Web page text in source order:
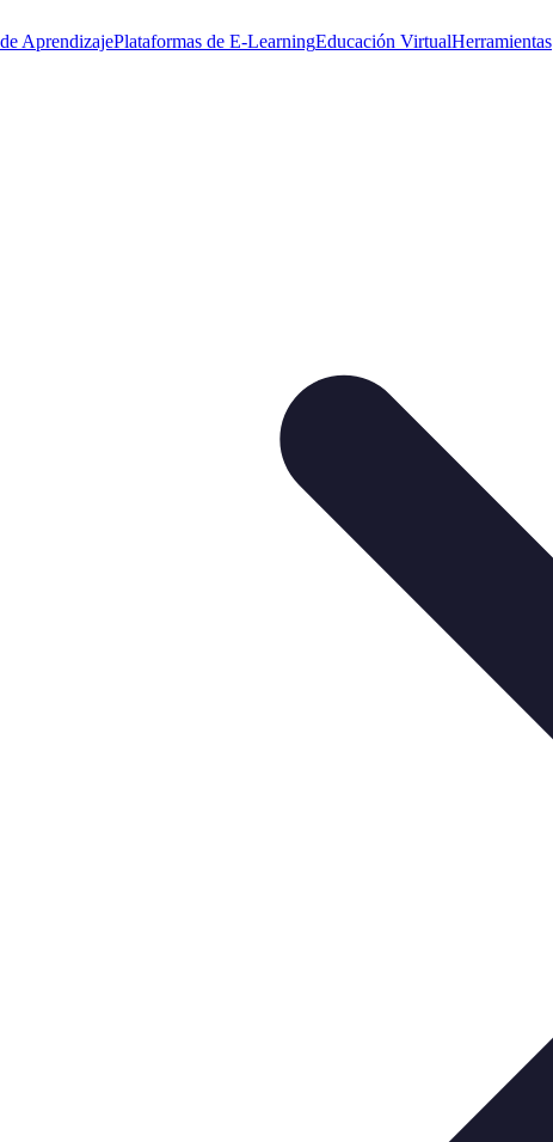
AprendizajePlataformas de E-LearningEducación VirtualHerramientas